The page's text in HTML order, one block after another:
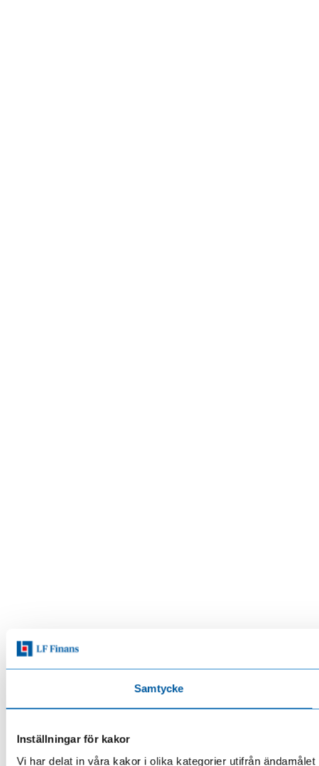
Samtycke
Inställningar för kakor
Vi har delat in våra kakor i olika kategorier utifrån